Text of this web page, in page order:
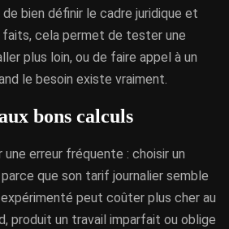
bien définir le cadre juridique et
faits, cela permet de tester une
plus loin, ou de faire appel à un
le besoin existe vraiment.
bons calculs
erreur fréquente : choisir un
que son tarif journalier semble
peut coûter plus cher au
produit un travail imparfait ou oblige